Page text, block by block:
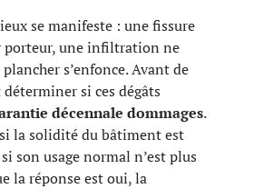
se manifeste : une fissure
porteur, une infiltration ne
s’enfonce. Avant de
si ces dégâts
décennale dommages.
la solidité du bâtiment est
son usage normal n’est plus
la réponse est oui, la